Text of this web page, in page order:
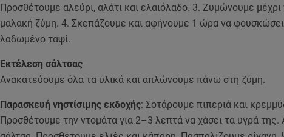
Προσθέτουμε αλεύρι, αλάτι και ελαιόλαδο. 3. Ζυμώνουμε μέχρι
μαλακή ζύμη. 4. Σκεπάζουμε και αφήνουμε 1 ώρα να
λαδωμένο ταψί.
Εκτέλεση σάλτσας
Ανακατεύουμε όλα τα υλικά και απλώνουμε πάνω στη ζύμη.
Παρασκευή νηστίσιμης εκδοχής: Σοτάρουμε πιπεριά και
Προσθέτουμε την ντομάτα για 2–3 λεπτά να χάσει τα υγρά